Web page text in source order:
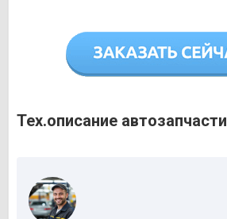
Тех.описание автозапчасти